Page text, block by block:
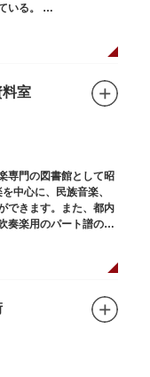
いる。
室
専門の図書館として昭
中心に、民族音楽、
できます。また、都内
奏楽用のパート譜の館